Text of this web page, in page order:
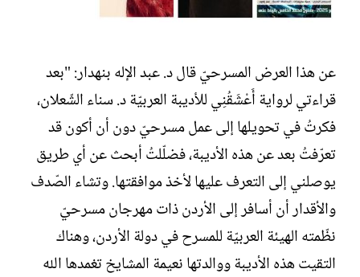
عن هذا العرض المسرحيّ قال د. عبد الإله بنهدار: "بعد
قراءتي لرواية أَعْشَقُنِي للأديبة العربيّة د. سناء الشّعلان،
فكرتُ في تحويلها إلى عمل مسرحيّ دون أن أكون قد
تعرّفتُ بعد عن هذه الأديبة، فضلّلتُ أبحث عن أي طريق
يوصلني إلى التعرف عليها لأخذ موافقتها. وتشاء الصّدف
والأقدار أن أسافر إلى الأردن ذات مهرجان مسرحيّ
نظّمته الهيئة العربيّة للمسرح في دولة الأردن، وهناك
التقيت هذه الأديبة ووالدتها نعيمة المشايخ تغمدها الله